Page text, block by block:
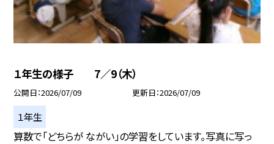
１年生の様子 7／9（木）
公開日 2026/07/09 更新日 2026/07/09
１年生
算数で「どちらが ながい」の学習をしています。写真に写っ